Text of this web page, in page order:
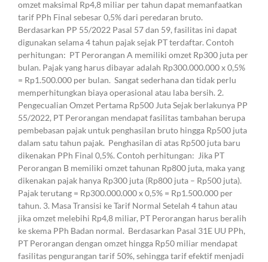
omzet maksimal Rp4,8 miliar per tahun dapat memanfaatkan
tarif PPh Final sebesar 0,5% dari peredaran bruto.
Berdasarkan PP 55/2022 Pasal 57 dan 59, fasilitas ini dapat
digunakan selama 4 tahun pajak sejak PT terdaftar. Contoh
perhitungan: PT Perorangan A memiliki omzet Rp300 juta per
bulan. Pajak yang harus dibayar adalah Rp300.000.000 x 0,5%
= Rp1.500.000 per bulan. Sangat sederhana dan tidak perlu
memperhitungkan biaya operasional atau laba bersih. 2.
Pengecualian Omzet Pertama Rp500 Juta Sejak berlakunya PP
55/2022, PT Perorangan mendapat fasilitas tambahan berupa
pembebasan pajak untuk penghasilan bruto hingga Rp500 juta
dalam satu tahun pajak. Penghasilan di atas Rp500 juta baru
dikenakan PPh Final 0,5%. Contoh perhitungan: Jika PT
Perorangan B memiliki omzet tahunan Rp800 juta, maka yang
dikenakan pajak hanya Rp300 juta (Rp800 juta – Rp500 juta).
Pajak terutang = Rp300.000.000 x 0,5% = Rp1.500.000 per
tahun. 3. Masa Transisi ke Tarif Normal Setelah 4 tahun atau
jika omzet melebihi Rp4,8 miliar, PT Perorangan harus beralih
ke skema PPh Badan normal. Berdasarkan Pasal 31E UU PPh,
PT Perorangan dengan omzet hingga Rp50 miliar mendapat
fasilitas pengurangan tarif 50%, sehingga tarif efektif menjadi